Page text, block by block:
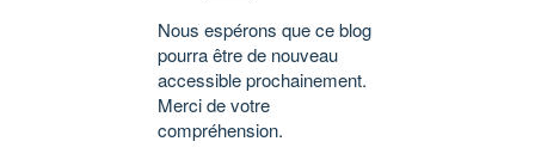
Nous espérons que ce blog
pourra être de nouveau
accessible prochainement.
Merci de votre
compréhension.